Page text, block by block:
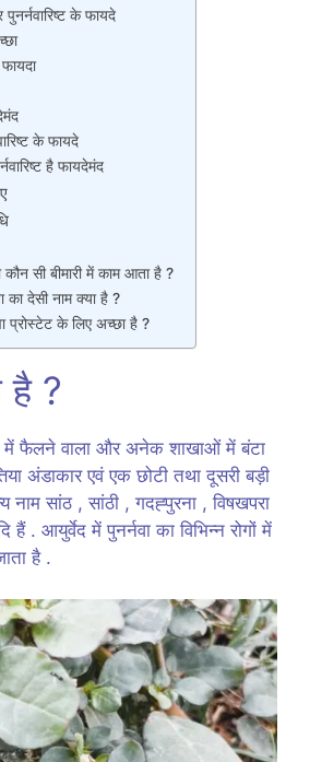
के फायदे
के फायदे
है फायदेमंद
कौन सी बीमारी में काम आता है ?
का देसी नाम क्या है ?
प्रोस्टेट के लिए अच्छा है ?
है ?
में फैलने वाला और अनेक शाखाओं में बंटा
अंडाकार एवं एक छोटी तथा दूसरी बड़ी
नाम सांठ , सांठी , गदह्पुरना , विषखपरा
. आयुर्वेद में पुनर्नवा का विभिन्न रोगों में
है .